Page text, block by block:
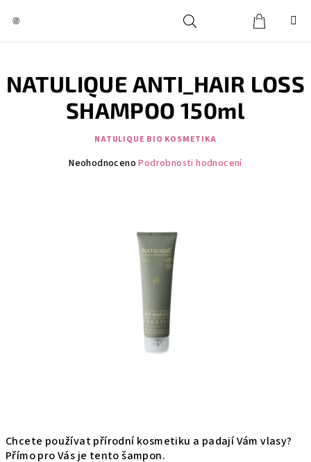
HledatPřihlášeníKošík
Chcete používat přírodní kosmetiku a padají Vám vlasy?
Přímo pro Vás je tento šampon.
NATULIQUE ANTI_HAIR LOSS
SHAMPOO 150ml
NATULIQUE BIO KOSMETIKA
Průměrné
Neohodnoceno Podrobnosti hodnocení